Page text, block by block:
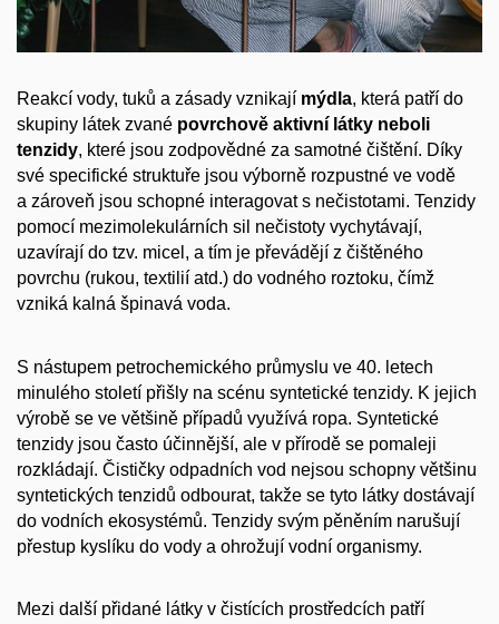
Reakcí vody, tuků a zásady vznikají mýdla, která patří do
skupiny látek zvané povrchově aktivní látky neboli
tenzidy, které jsou zodpovědné za samotné čištění. Díky
své specifické struktuře jsou výborně rozpustné ve vodě
a zároveň jsou schopné interagovat s nečistotami. Tenzidy
pomocí mezimolekulárních sil nečistoty vychytávají,
uzavírají do tzv. micel, a tím je převádějí z čištěného
povrchu (rukou, textilií atd.) do vodného roztoku, čímž
vzniká kalná špinavá voda.
S nástupem petrochemického průmyslu ve 40. letech
minulého století přišly na scénu syntetické tenzidy. K jejich
výrobě se ve většině případů využívá ropa. Syntetické
tenzidy jsou často účinnější, ale v přírodě se pomaleji
rozkládají. Čističky odpadních vod nejsou schopny většinu
syntetických tenzidů odbourat, takže se tyto látky dostávají
do vodních ekosystémů. Tenzidy svým pěněním narušují
přestup kyslíku do vody a ohrožují vodní organismy.
Mezi další přidané látky v čistících prostředcích patří